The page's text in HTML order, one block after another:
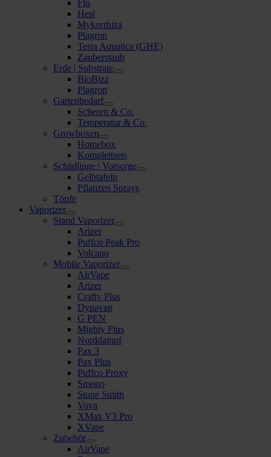
Flo
Hesi
Mykorrhiza
Plagron
Terra Aquatica (GHE)
Zauberstaub
Erde | Substrate
BioBizz
Plagron
Gartenbedarf
Scheren & Co.
Temperatur & Co.
Growboxen
Homebox
Komplettsets
Schädlinge | Vorsorge
Gelbtafeln
Pflanzen Sprays
Töpfe
Vaporizer
Stand Vaporizer
Arizer
Puffco Peak Pro
Volcano
Mobile Vaporizer
AirVape
Arizer
Crafty Plus
Dynavap
G PEN
Mighty Plus
Norddampf
Pax 3
Pax Plus
Puffco Proxy
Smono
Stone Smith
Vova
XMax V3 Pro
XVape
Zubehör
AirVape